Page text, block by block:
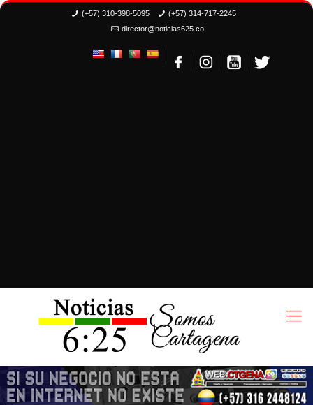
(+57) 310-398-5095
(+57) 314-717-2245
director@noticias625.co